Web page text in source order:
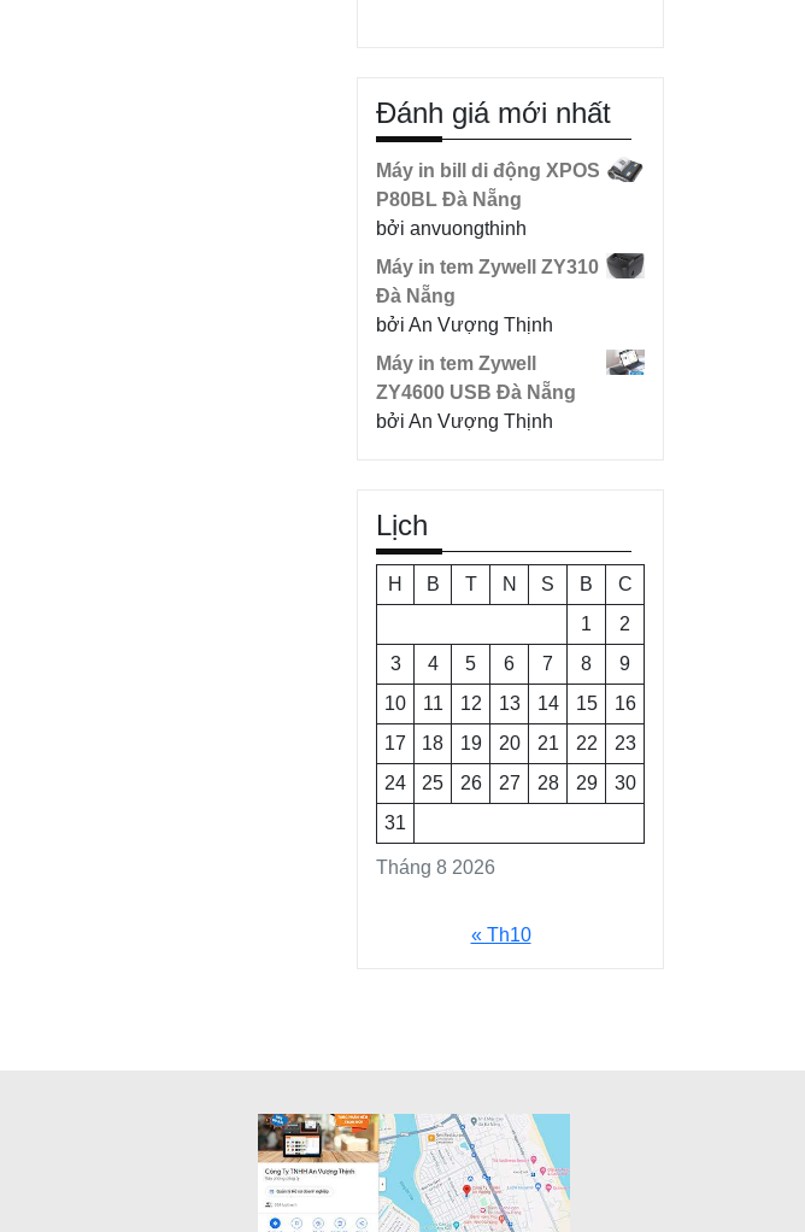
Đánh giá mới nhất
Máy in bill di động XPOS
P80BL Đà Nẵng
bởi anvuongthinh
Máy in tem Zywell ZY310
Đà Nẵng
bởi An Vượng Thịnh
Máy in tem Zywell
ZY4600 USB Đà Nẵng
bởi An Vượng Thịnh
Lịch
Tháng 8 2026
H B T N S B
C
1
2
3
4 5 6 7 8
9
10
11 12 13 14 15
16
17
18 19 20 21 22
23
24
25 26 27 28 29
30
31
« Th10